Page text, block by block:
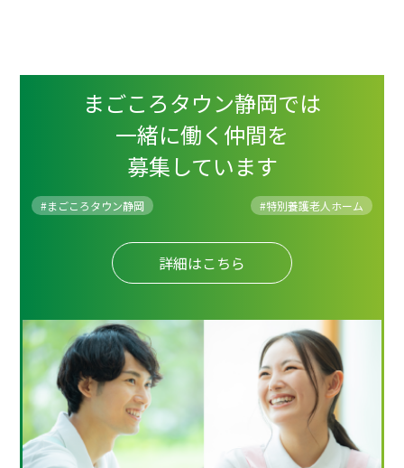
まごころタウン静岡では
一緒に働く仲間を
募集しています
#まごころタウン静岡 #特別養護老人ホーム
詳細はこちら